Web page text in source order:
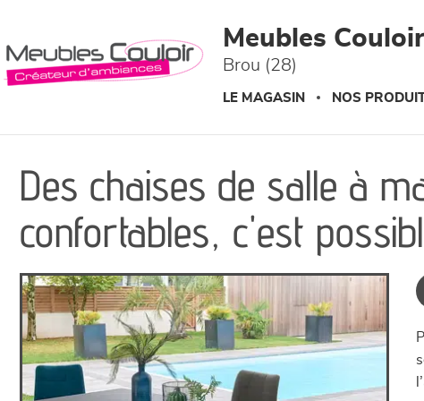
Meubles Couloir
Brou (28)
LE MAGASIN NOS
Des chaises de salle à
confortables, c'est